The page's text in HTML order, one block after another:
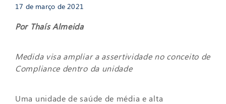
17 de março de 2021
Por Thaís Almeida
Medida visa ampliar a assertividade no conceito de
Compliance dentro da unidade
Uma unidade de saúde de média e alta